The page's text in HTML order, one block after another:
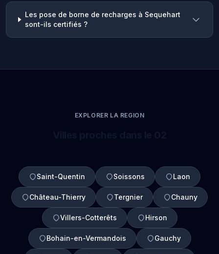
Les pose de borne de recharges à Sequehart
sont-ils certifiés ?
EXPLORER LA REGION
Saint-Quentin Soissons Laon
Château-Thierry Tergnier Chauny
Villers-Cotterêts Hirson
Bohain-en-Vermandois Gauchy